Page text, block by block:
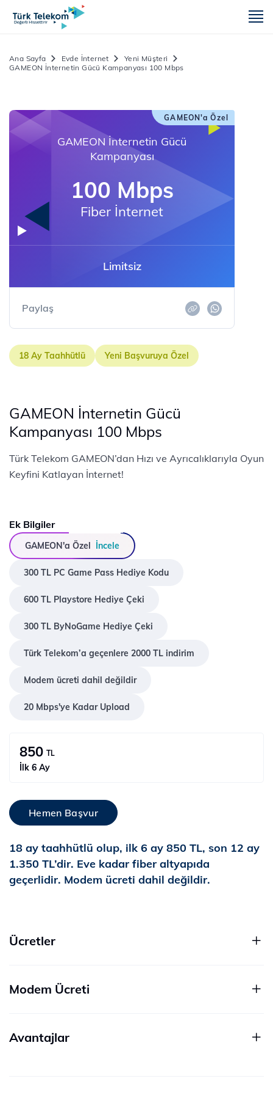
Ana Sayfa Evde İnternet
Yeni Müşteri
GAMEON İnternetin Gücü Kampanyası 100 Mbps
GAMEON'a Özel
GAMEON İnternetin Gücü
Kampanyası
100 Mbps
Fiber İnternet
Limitsiz
Paylaş
18 Ay Taahhütlü Yeni Başvuruya Özel
GAMEON İnternetin Gücü
Kampanyası 100 Mbps
Türk Telekom GAMEON’dan Hızı ve Ayrıcalıklarıyla Oyun
Keyfini Katlayan İnternet!
Ek Bilgiler
GAMEON'a Özel İncele
300 TL PC Game Pass Hediye Kodu
600 TL Playstore Hediye Çeki
300 TL ByNoGame Hediye Çeki
Türk Telekom’a geçenlere 2000 TL indirim
Modem ücreti dahil değildir
20 Mbps'ye Kadar Upload
850 TL
İlk 6 Ay
Hemen Başvur
18 ay taahhütlü olup, ilk 6 ay 850 TL, son 12 ay
1.350 TL’dir. Eve kadar fiber altyapıda
geçerlidir. Modem ücreti dahil değildir.
Ücretler
Modem Ücreti
Avantajlar